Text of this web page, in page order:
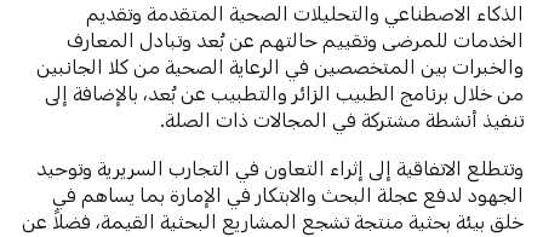
الذكاء الاصطناعي والتحليلات الصحية المتقدمة وتقديم
الخدمات للمرضى وتقييم حالتهم عن بُعد وتبادل المعارف
والخبرات بين المتخصصين في الرعاية الصحية من كلا الجانبين
من خلال برنامج الطبيب الزائر والتطبيب عن بُعد، بالإضافة إلى
تنفيذ أنشطة مشتركة في المجالات ذات الصلة.
وتتطلع الاتفاقية إلى إثراء التعاون في التجارب السريرية وتوحيد
الجهود لدفع عجلة البحث والابتكار في الإمارة بما يساهم في
خلق بيئة بحثية منتجة تشجع المشاريع البحثية القيمة، فضلاً عن